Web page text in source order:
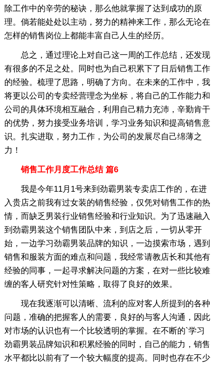
除工作中的辛劳的秘诀，那么他就掌握了达到成功的原
理。倘若能处处以主动，努力的精神来工作，那么无论在
怎样的销售岗位上都能丰富自己人生的经历。
总之，通过理论上对自己这一周的工作总结，还发现
有很多的不足之处。同时也为自己积累下了日后销售工作
的经验。梳理了思路，明确了方向。在未来的工作中，我
将更以公司的专卖经营理念为坐标，将自己的工作能力和
公司的具体环境相互融合，利用自己精力充沛，辛勤肯干
的优势，努力接受业务培训，学习业务知识和提高销售意
识。扎实进取，努力工作，为公司的发展尽自己绵薄之
力！
销售工作月度工作总结 篇6
我是今年11月1号来到劲霸男装专卖店工作的，在进
入贵店之前我有过女装的销售经验，仅凭对销售工作的热
情，而缺乏男装行业销售经验和行业知识。为了迅速融入
到劲霸男装这个销售团队中来，到店之后，一切从零开
始，一边学习劲霸男装品牌的知识，一边摸索市场，遇到
销售和服装方面的难点和问题，我经常请教店长和其他有
经验的同事，一起寻求解决问题的方案，在对一些比较难
缠的客人研究针对性策略，取得了良好的效果。
现在我逐渐可以清晰、流利的应对客人所提到的各种
问题，准确的把握客人的需要，良好的与客人沟通，因此
对市场的认识也有一个比较透明的掌握。在不断的`学习
劲霸男装品牌知识和积累经验的同时，自己的能力，销售
水平都比以前有了一个较大幅度的提高。同时也存在不少